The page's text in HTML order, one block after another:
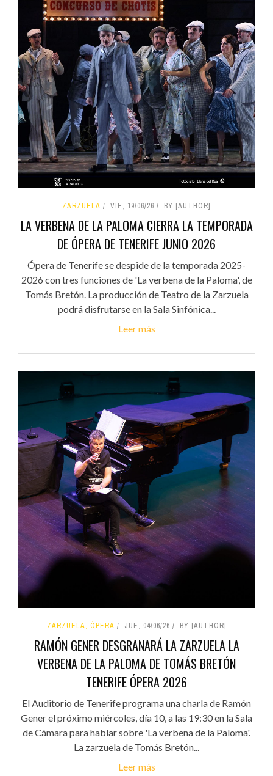
ZARZUELA VIE, 19/06/26 BY [AUTHOR]
LA VERBENA DE LA PALOMA CIERRA LA TEMPORADA
DE ÓPERA DE TENERIFE JUNIO 2026
Ópera de Tenerife se despide de la temporada 2025-
2026 con tres funciones de 'La verbena de la Paloma', de
Tomás Bretón. La producción de Teatro de la Zarzuela
podrá disfrutarse en la Sala Sinfónica...
Leer más
ZARZUELA, ÓPERA JUE, 04/06/26 BY [AUTHOR]
RAMÓN GENER DESGRANARÁ LA ZARZUELA LA
VERBENA DE LA PALOMA DE TOMÁS BRETÓN
TENERIFE ÓPERA 2026
El Auditorio de Tenerife programa una charla de Ramón
Gener el próximo miércoles, día 10, a las 19:30 en la Sala
de Cámara para hablar sobre 'La verbena de la Paloma'.
La zarzuela de Tomás Bretón...
Leer más